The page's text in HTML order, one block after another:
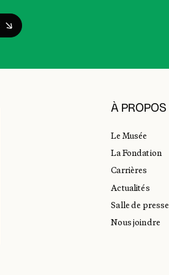
À PROPOS
Le Musée
La Fondation
Carrières
Actualités
Salle de presse
Nous joindre